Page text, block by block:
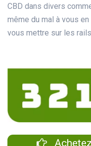
CBD dans divers
même du mal à vous
vous mettre sur les rails.